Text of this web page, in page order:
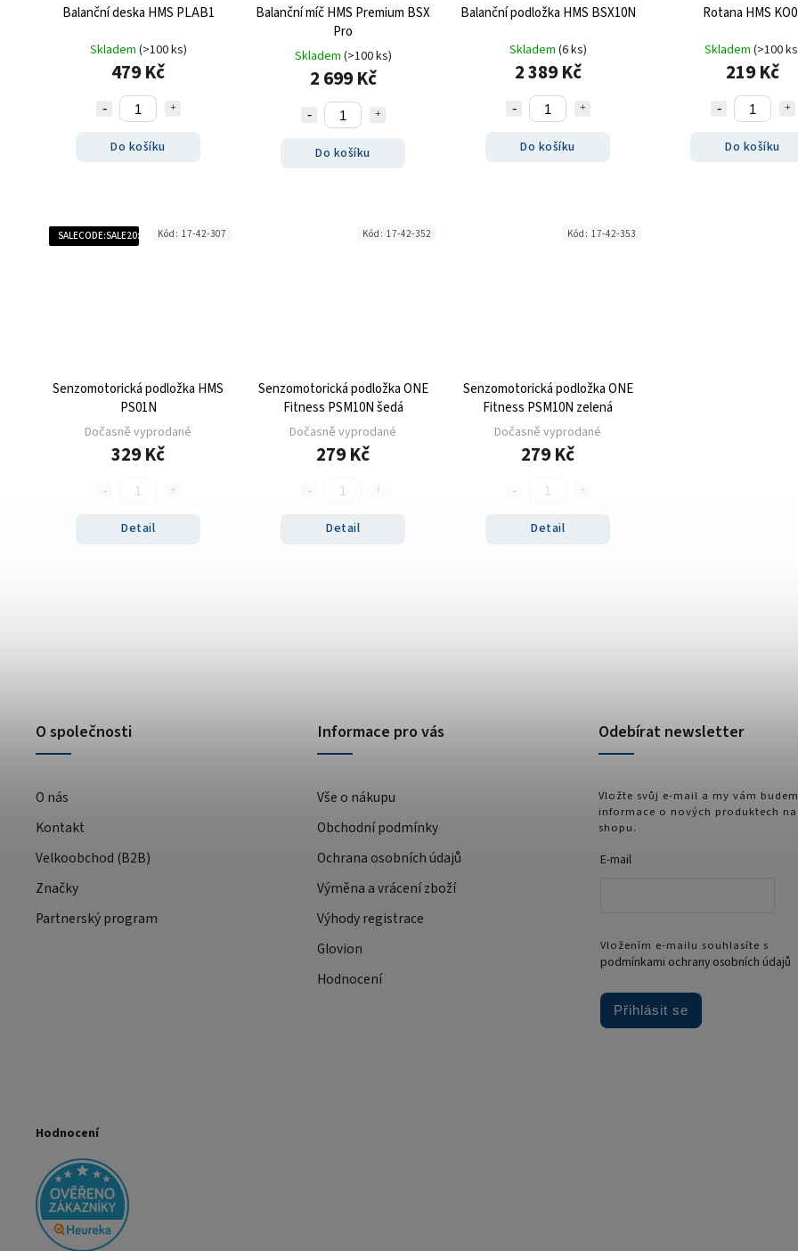
Balanční deska HMS PLAB1
Skladem (>100 ks)
479 Kč
Do košíku
Balanční míč HMS Premium BSX
Pro
Skladem (>100 ks)
2 699 Kč
Do košíku
Balanční podložka HMS BSX10N
Skladem (6 ks)
2 389 Kč
Do košíku
Rotana HMS
Skladem (>100
219 Kč
Do košíku
SALECODE:SALE20:20:%
Senzomotorická podložka HMS
PS01N
Dočasně vyprodané
329 Kč
Detail
Kód: 17-42-307
Senzomotorická podložka ONE
Fitness PSM10N šedá
Dočasně vyprodané
279 Kč
Detail
Kód: 17-42-352
Senzomotorická podložka ONE
Fitness PSM10N zelená
Dočasně vyprodané
279 Kč
Detail
Kód: 17-42-353
O společnosti
O nás
Kontakt
Velkoobchod (B2B)
Značky
Partnerský program
Informace pro vás
Vše o nákupu
Obchodní podmínky
Ochrana osobních údajů
Výměna a vrácení zboží
Výhody registrace
Glovion
Hodnocení
Odebírat newsletter
Vložte svůj e-mail a my vám
informace o nových produktech na
shopu.
E-mail
Vložením e-mailu souhlasíte s
podmínkami ochrany osobních údajů
Přihlásit se
Hodnocení